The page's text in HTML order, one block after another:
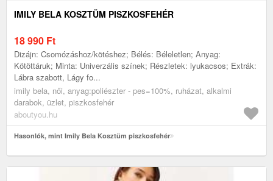
IMILY BELA KOSZTÜM PISZKOSFEHÉR
18 990 Ft
Dizájn: Csomózáshoz/kötéshez; Bélés: Béleletlen; Anyag:
Kötöttáruk; Minta: Univerzális színek; Részletek: lyukacsos; Extrák:
Lábra szabott, Lágy fo...
imily bela, női, anyag:poliészter - pes=100%, ruházat, alkalmi
darabok, üzlet, piszkosfehér
aboutyou.hu
Hasonlók, mint Imily Bela Kosztüm piszkosfehér